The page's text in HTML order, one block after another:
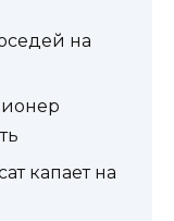
на
капает на